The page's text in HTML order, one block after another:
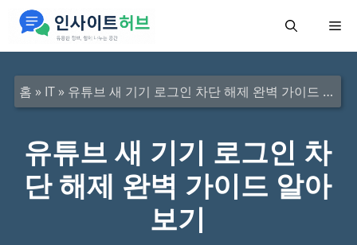
메
홈 » IT » 유튜브 새 기기 로그인 차단 해제 완벽 가이드 알아보기
유튜브 새 기기 로그인 차
단 해제 완벽 가이드 알아
보기